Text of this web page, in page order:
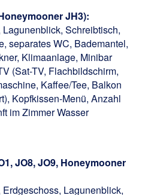
JH3):
Schreibtisch,
separates WC, Bademantel,
Klimaanlage, Minibar
(Sat-TV, Flachbildschirm,
Kaffee/Tee, Balkon
Kopfkissen-Menü, Anzahl
im Zimmer Wasser
JO8, JO9, Honeymooner
Lagunenblick,